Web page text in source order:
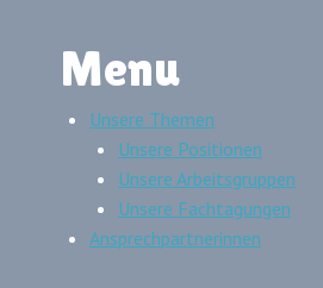
Menu
Unsere Themen
Unsere Positionen
Unsere Arbeitsgruppen
Unsere Fachtagungen
Ansprechpartnerinnen